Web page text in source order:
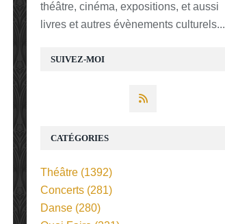
SUIVEZ-MOI
théâtre, cinéma, expositions, et aussi
livres et autres évènements culturels...
CATÉGORIES
Théâtre (1392)
Concerts (281)
Danse (280)